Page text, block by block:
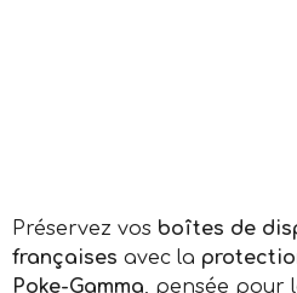
Préservez vos boîtes de
françaises avec la
Poke-Gamma, pensée pour